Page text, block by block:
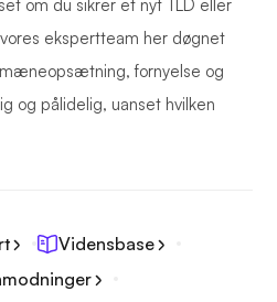
om du sikrer et nyt TLD eller
ekspertteam her døgnet
fornyelse og
og pålidelig, uanset hvilken
Vidensbase